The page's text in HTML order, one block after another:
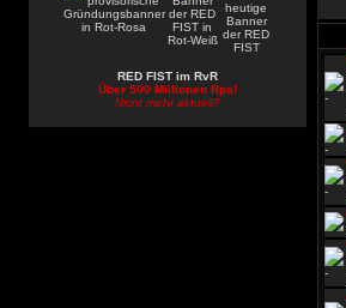
RED FIST im RvR
Über 500 Millionen Rps!
Nicht mehr aktuell?